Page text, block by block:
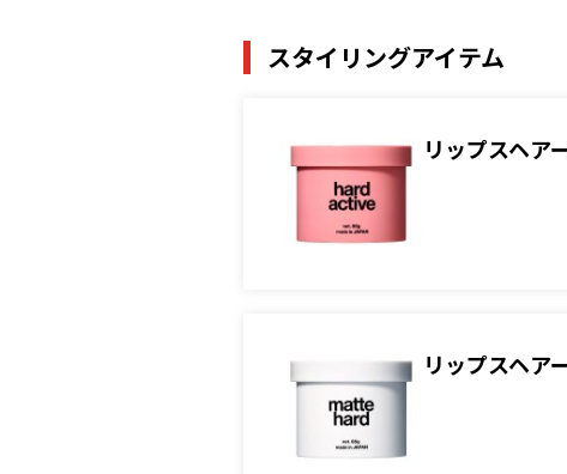
スタイリングアイテム
リップスヘア
リップスヘア